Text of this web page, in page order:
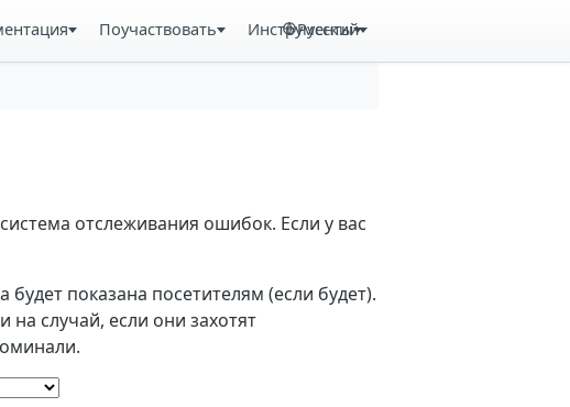
Поучаствовать Инструменты
Русский
отслеживания ошибок. Если у вас
показана посетителям (если будет).
случай, если они захотят